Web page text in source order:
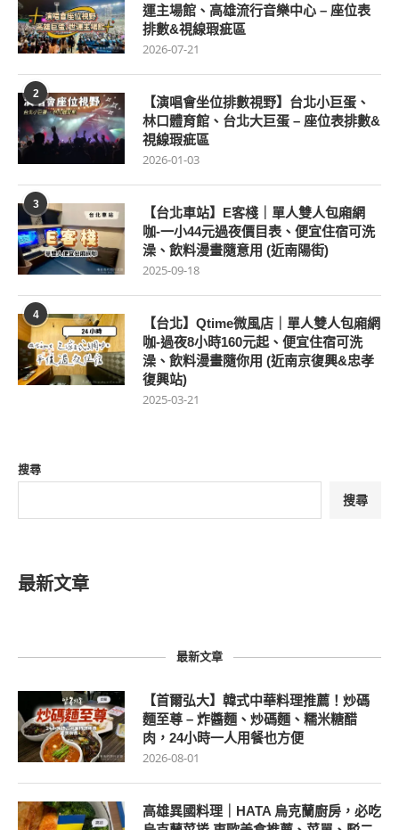
運主場館、高雄流行音樂中心 – 座位表
排數&視線瑕疵區
2026-07-21
2
【演唱會坐位排數視野】台北小巨蛋、
林口體育館、台北大巨蛋 – 座位表排數&
視線瑕疵區
2026-01-03
3
【台北車站】E客棧｜單人雙人包廂網
咖-一小44元過夜價目表、便宜住宿可洗
澡、飲料漫畫隨意用 (近南陽街)
2025-09-18
4
【台北】Qtime微風店｜單人雙人包廂網
咖-過夜8小時160元起、便宜住宿可洗
澡、飲料漫畫隨你用 (近南京復興&忠孝
復興站)
2025-03-21
搜尋
搜尋
最新文章
最新文章
【首爾弘大】韓式中華料理推薦！炒碼
麵至尊 – 炸醬麵、炒碼麵、糯米糖醋
肉，24小時一人用餐也方便
2026-08-01
高雄異國料理｜HATA 烏克蘭廚房，必吃